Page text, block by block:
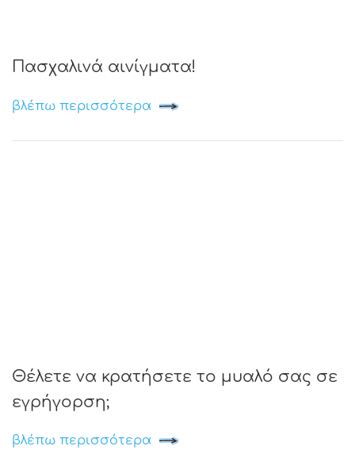
Πασχαλινά αινίγματα!
βλέπω περισσότερα
Θέλετε να κρατήσετε το μυαλό σας σε
εγρήγορση;
βλέπω περισσότερα